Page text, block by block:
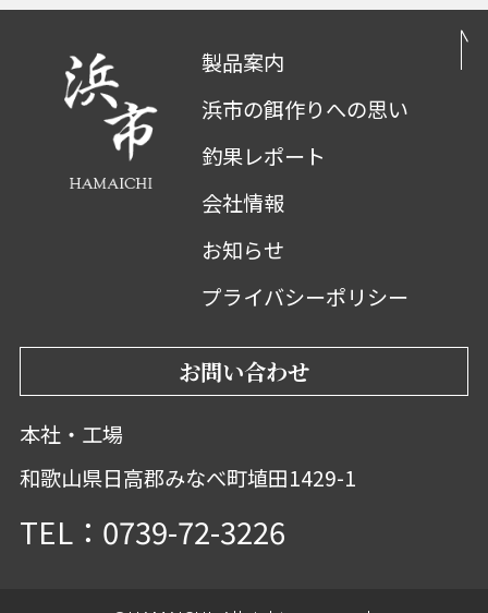
製品案内
浜市の餌作りへの思い
釣果レポート
会社情報
お知らせ
プライバシーポリシー
お問い合わせ
本社・工場
和歌山県日高郡みなべ町埴田1429-1
TEL：0739-72-3226